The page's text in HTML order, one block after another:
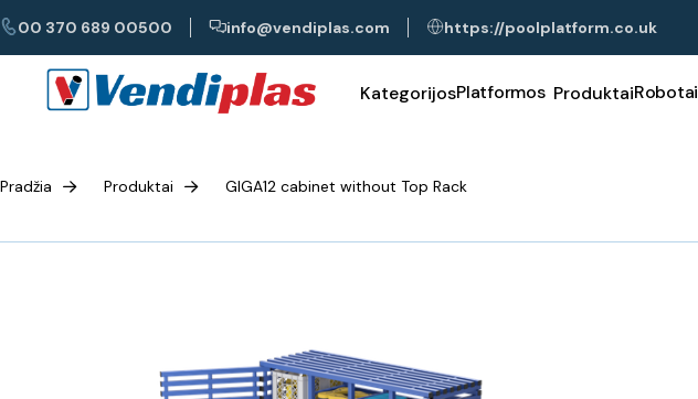
00 370 689 00500 info@vendiplas.com https://poolplatform.co.uk
KategorijosPlatformos ProduktaiRobotai
Pradžia Produktai GIGA12 cabinet without Top Rack